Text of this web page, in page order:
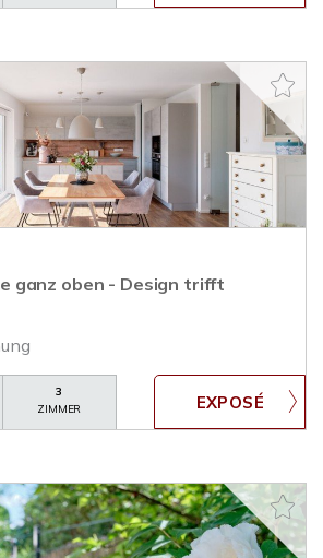
ganz oben - Design trifft
3
ZIMMER